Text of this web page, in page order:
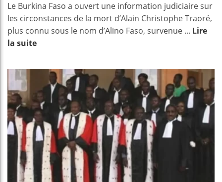
Le Burkina Faso a ouvert une information judiciaire sur
les circonstances de la mort d’Alain Christophe Traoré,
plus connu sous le nom d’Alino Faso, survenue ... Lire
la suite